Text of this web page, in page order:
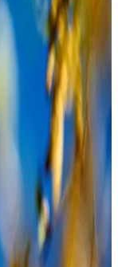
bis 30 Millionen
Rund
und plagt
herum. Laut
die häufigste
Leben etwas
eine
die